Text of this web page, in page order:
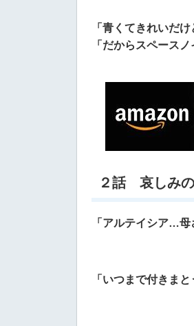
「青くてきれいだ
「だからスペース
２話 哀しみ
「アルテイシア…
「いつまで付きまと